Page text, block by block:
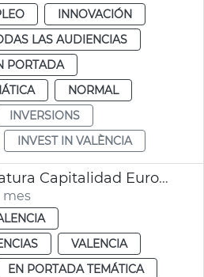
INNOVACIÓN
LAS AUDIENCIAS
PORTADA
NORMAL
INVERSIONS
INVEST IN VALÈNCIA
Anuncio candidatura Capitalidad Europea Innovación València
mes
VALENCIA
EN PORTADA TEMÁTICA